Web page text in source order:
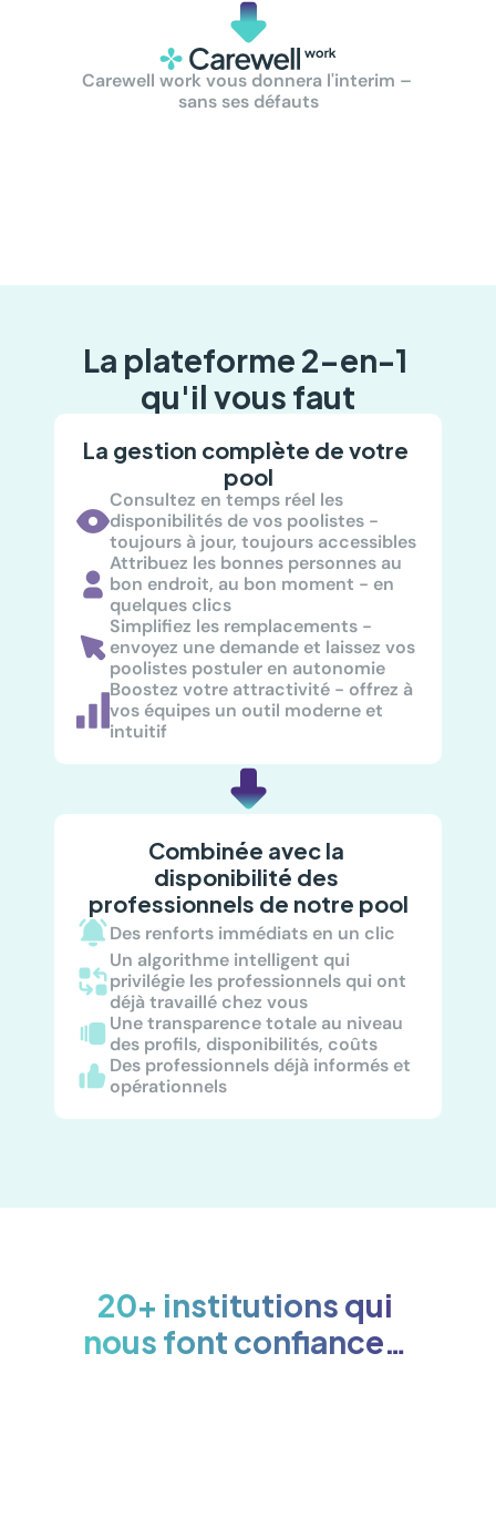
Carewell work vous donnera l'interim –
sans ses défauts
La plateforme 2-en-1
qu'il vous faut
La gestion complète de votre
pool
Consultez en temps réel les
disponibilités de vos poolistes -
toujours à jour, toujours accessibles
Attribuez les bonnes personnes au
bon endroit, au bon moment - en
quelques clics
Simplifiez les remplacements -
envoyez une demande et laissez vos
poolistes postuler en autonomie
Boostez votre attractivité - offrez à
vos équipes un outil moderne et
intuitif
Combinée avec la
disponibilité des
professionnels de notre pool
Des renforts immédiats en un clic
Un algorithme intelligent qui
privilégie les professionnels qui ont
déjà travaillé chez vous
Une transparence totale au niveau
des profils, disponibilités, coûts
Des professionnels déjà informés et
opérationnels
20+ institutions qui
nous font confiance…